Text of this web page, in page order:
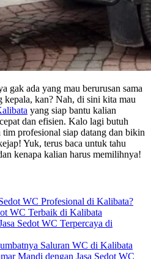
gak ada yang mau berurusan sama
kan? Nah, di sini kita mau
yang siap bantu kalian
dan efisien. Kalo lagi butuh
profesional siap datang dan bikin
Yuk, terus baca untuk tahu
kenapa kalian harus memilihnya!
WC Profesional di Kalibata?
WC Terbaik di Kalibata
Sedot WC Terpercaya di
Saluran WC di Kalibata
Mandi dengan Jasa Sedot WC